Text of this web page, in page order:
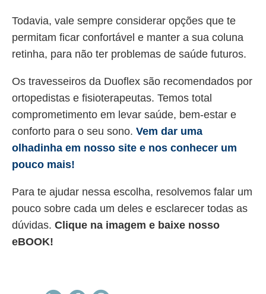
Todavia, vale sempre considerar opções que te
permitam ficar confortável e manter a sua coluna
retinha, para não ter problemas de saúde futuros.
Os travesseiros da Duoflex são recomendados por
ortopedistas e fisioterapeutas. Temos total
comprometimento em levar saúde, bem-estar e
conforto para o seu sono. Vem dar uma
olhadinha em nosso site e nos conhecer um
pouco mais!
Para te ajudar nessa escolha, resolvemos falar um
pouco sobre cada um deles e esclarecer todas as
dúvidas. Clique na imagem e baixe nosso
eBOOK!